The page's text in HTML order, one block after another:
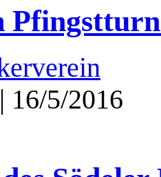
| 16/5/2016